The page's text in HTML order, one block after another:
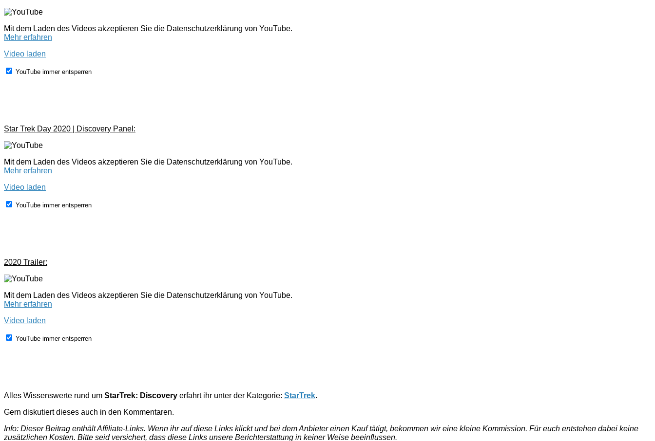
Mit dem Laden des Videos akzeptieren Sie die Datenschutzerklärung von YouTube.
Mehr erfahren
Video laden
YouTube immer entsperren
Star Trek Day 2020 | Discovery Panel:
Mit dem Laden des Videos akzeptieren Sie die Datenschutzerklärung von YouTube.
Mehr erfahren
Video laden
YouTube immer entsperren
2020 Trailer:
Mit dem Laden des Videos akzeptieren Sie die Datenschutzerklärung von YouTube.
Mehr erfahren
Video laden
YouTube immer entsperren
Alles Wissenswerte rund um StarTrek: Discovery erfahrt ihr unter der Kategorie: StarTrek.
Gern diskutiert dieses auch in den Kommentaren.
Info: Dieser Beitrag enthält Affiliate-Links. Wenn ihr auf diese Links klickt und bei dem Anbieter einen Kauf tätigt, bekommen wir eine kleine Kommission. Für euch entstehen dabei keine
zusätzlichen Kosten. Bitte seid versichert, dass diese Links unsere Berichterstattung in keiner Weise beeinflussen.